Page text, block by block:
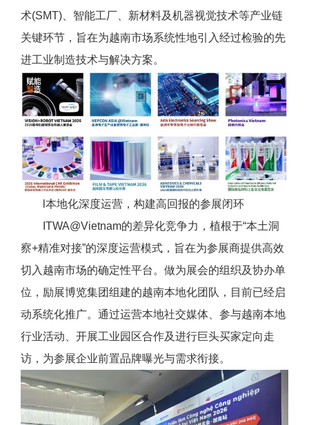
术(SMT)、智能工厂、新材料及机器视觉技术等产业链
关键环节，旨在为越南市场系统性地引入经过检验的先
进工业制造技术与解决方案。
l本地化深度运营，构建高回报的参展闭环
ITWA@Vietnam的差异化竞争力，植根于“本土洞
察+精准对接”的深度运营模式，旨在为参展商提供高效
切入越南市场的确定性平台。做为展会的组织及协办单
位，励展博览集团组建的越南本地化团队，目前已经启
动系统化推广。通过运营本地社交媒体、参与越南本地
行业活动、开展工业园区合作及进行巨头买家定向走
访，为参展企业前置品牌曝光与需求衔接。